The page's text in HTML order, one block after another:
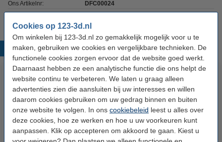
Cookies op 123-3d.nl
Om winkelen bij 123-3d.nl zo gemakkelijk mogelijk voor u te
maken, gebruiken we cookies en vergelijkbare technieken. De
functionele cookies zorgen ervoor dat de website goed werkt.
Daarnaast hebben ze een analytische functie die ons helpt de
website continu te verbeteren. We laten u graag alleen
advertenties zien die aansluiten bij uw interesses en willen
daarom cookies gebruiken om uw gedrag binnen en buiten
onze website te volgen. In ons cookiebeleid leest u alles over
deze cookies, hoe ze werken en hoe u uw voorkeuren kunt
aanpassen. Klik op accepteren om akkoord te gaan. Kiest u
Ons Artikelnr: DFC00024
Populaire producten